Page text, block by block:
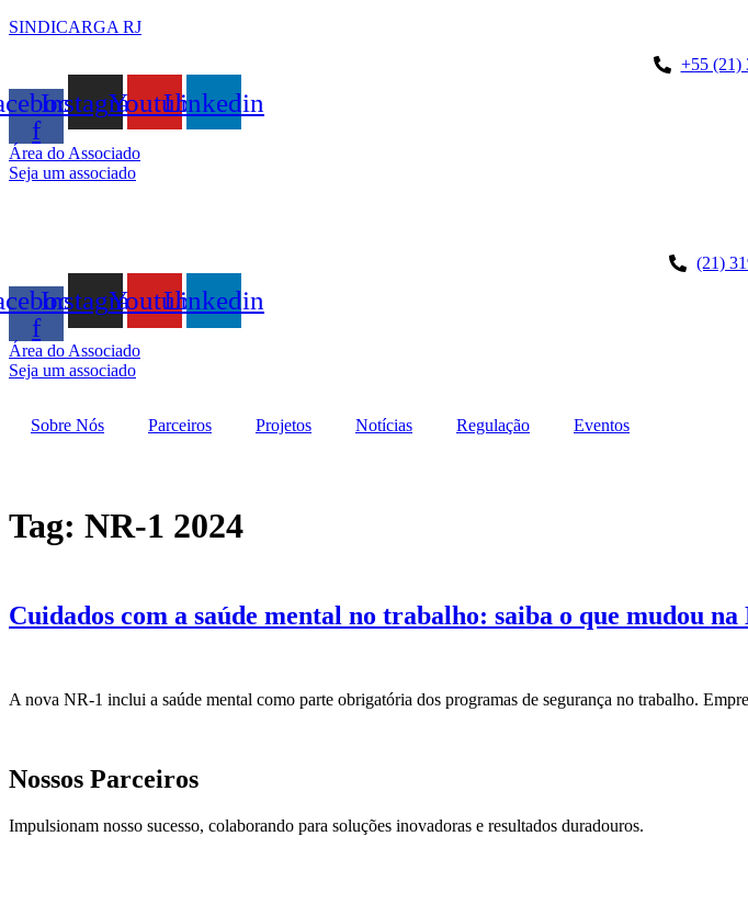
SINDICARGA RJ
+55 (21)
f
InstagramYoutubeLinkedin
Área do Associado
Seja um associado
(21)
f
InstagramYoutubeLinkedin
Área do Associado
Seja um associado
Sobre Nós Parceiros Projetos Notícias Regulação Eventos
Tag: NR-1 2024
Cuidados com a saúde mental no trabalho: saiba o que mudou na
A nova NR-1 inclui a saúde mental como parte obrigatória dos programas de segurança no trabalho.
Nossos Parceiros
Impulsionam nosso sucesso, colaborando para soluções inovadoras e resultados duradouros.